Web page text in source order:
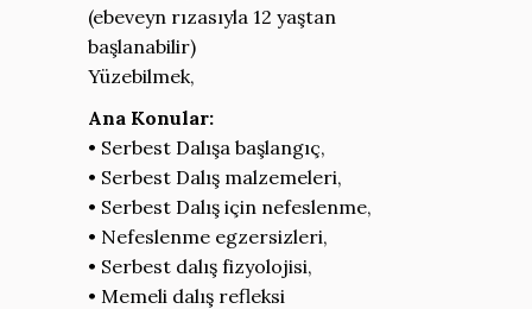
(ebeveyn rızasıyla 12 yaştan
başlanabilir)
Yüzebilmek,
Ana Konular:
• Serbest Dalışa başlangıç,
• Serbest Dalış malzemeleri,
• Serbest Dalış için nefeslenme,
• Nefeslenme egzersizleri,
• Serbest dalış fizyolojisi,
• Memeli dalış refleksi